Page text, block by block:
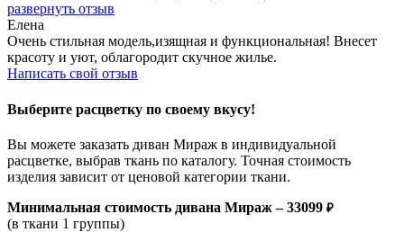
развернуть отзыв
Елена
Очень стильная модель,изящная и функциональная! Внесет
красоту и уют, облагородит скучное жилье.
Написать свой отзыв
Выберите расцветку по своему вкусу!
Вы можете заказать диван Мираж в индивидуальной
расцветке, выбрав ткань по каталогу. Точная стоимость
изделия зависит от ценовой категории ткани.
Минимальная стоимость дивана Мираж – 33099 ₽
(в ткани 1 группы)